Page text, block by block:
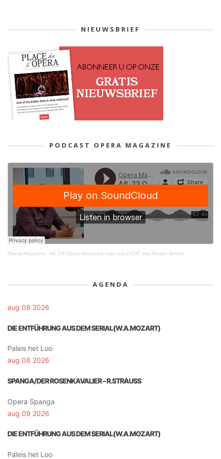
NIEUWSBRIEF
PODCAST OPERA MAGAZINE
Opera Magazine · Afl. 23 Opera Magazine over aus LICHT met Renee Jonker
AGENDA
aug 08 2026
DIE ENTFÜHRUNG AUS DEM SERIAL(W.A.MOZART)
Paleis het Loo
aug 08 2026
SPANGA/DER ROSENKAVALIER – R.STRAUSS
Opera Spanga
aug 09 2026
DIE ENTFÜHRUNG AUS DEM SERIAL(W.A.MOZART)
Paleis het Loo